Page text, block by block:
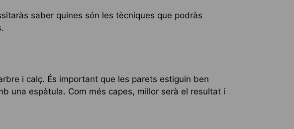
saber quines són les tècniques que podràs
i calç. És important que les parets estiguin ben
una espàtula. Com més capes, millor serà el resultat i